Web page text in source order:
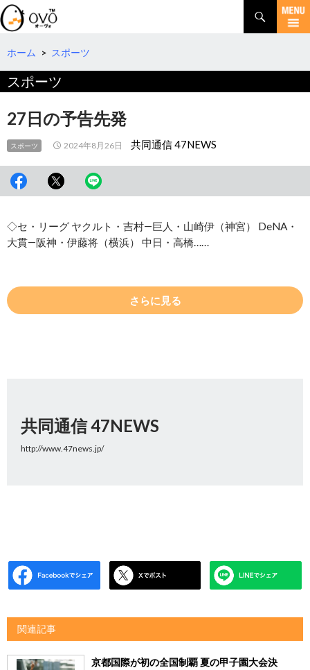
検
索
コ
テ
へ
動
ホーム > スポーツ
スポーツ
27日の予告先発
スポーツ 2024年8月26日 共同通信 47NEWS
◇セ・リーグ ヤクルト・吉村―巨人・山崎伊（神宮） DeNA・
大貫―阪神・伊藤将（横浜） 中日・高橋……
さらに見る
共同通信 47NEWS
http://www.47news.jp/
関連記事
京都国際が初の全国制覇 夏の甲子園大会決